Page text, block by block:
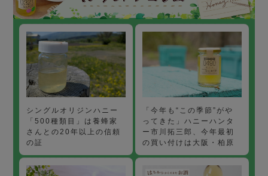
シングルオリジンハニー
「500種類目」は養蜂家
さんとの20年以上の信頼
の証
「今年も“この季節”がや
ってきた」ハニーハンタ
ー市川拓三郎、今年最初
の買い付けは大阪・柏原